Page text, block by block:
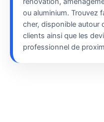
ou aluminium. Trouvez
cher, disponible autour
clients ainsi que les
professionnel de